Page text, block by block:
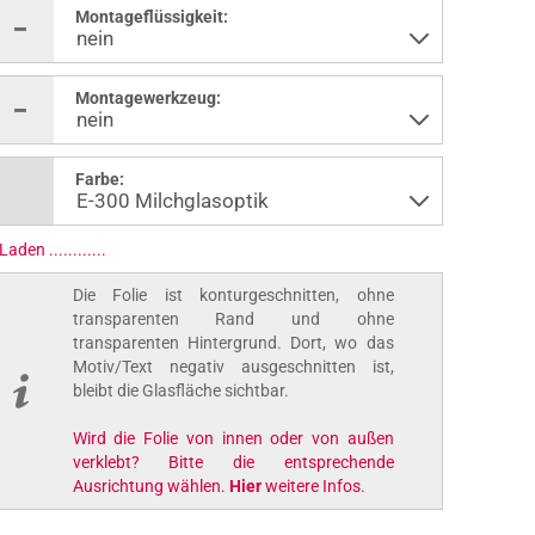
Montageflüssigkeit:
Montagewerkzeug:
Farbe:
..............
Die Folie ist konturgeschnitten, ohne
transparenten Rand und ohne
transparenten Hintergrund. Dort, wo das
Motiv/Text negativ ausgeschnitten ist,
bleibt die Glasfläche sichtbar.
Wird die Folie von innen oder von außen
verklebt? Bitte die entsprechende
Ausrichtung wählen. Hier weitere Infos.